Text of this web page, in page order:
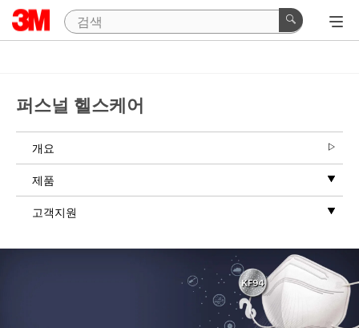
퍼스널 헬스케어
개요
제품
고객지원